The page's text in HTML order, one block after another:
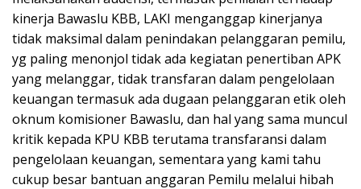
kinerja Bawaslu KBB, LAKI menganggap kinerjanya
tidak maksimal dalam penindakan pelanggaran pemilu,
yg paling menonjol tidak ada kegiatan penertiban APK
yang melanggar, tidak transfaran dalam pengelolaan
keuangan termasuk ada dugaan pelanggaran etik oleh
oknum komisioner Bawaslu, dan hal yang sama muncul
kritik kepada KPU KBB terutama transfaransi dalam
pengelolaan keuangan, sementara yang kami tahu
cukup besar bantuan anggaran Pemilu melalui hibah